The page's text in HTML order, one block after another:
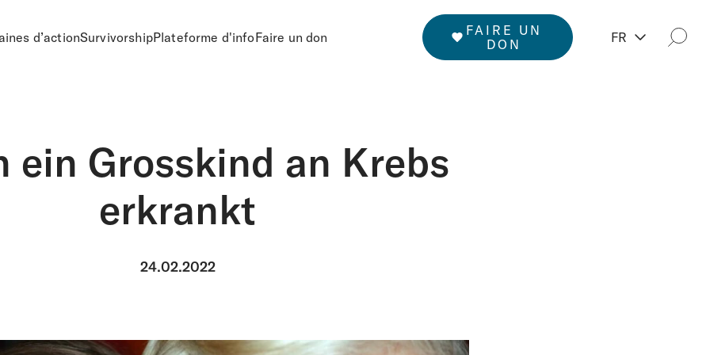
d’actionSurvivorshipPlateforme d'infoFaire un don
FAIRE UN
DON
FR
ein Grosskind an Krebs
erkrankt
24.02.2022